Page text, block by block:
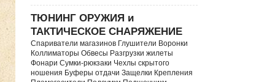
ТЮНИНГ ОРУЖИЯ и
ТАКТИЧЕСКОЕ СНАРЯЖЕНИЕ
Спариватели магазинов Глушители Воронки
Коллиматоры Обвесы Разгрузки жилеты
Фонари Сумки-рюкзаки Чехлы скрытого
ношения Буферы отдачи Защелки Крепления